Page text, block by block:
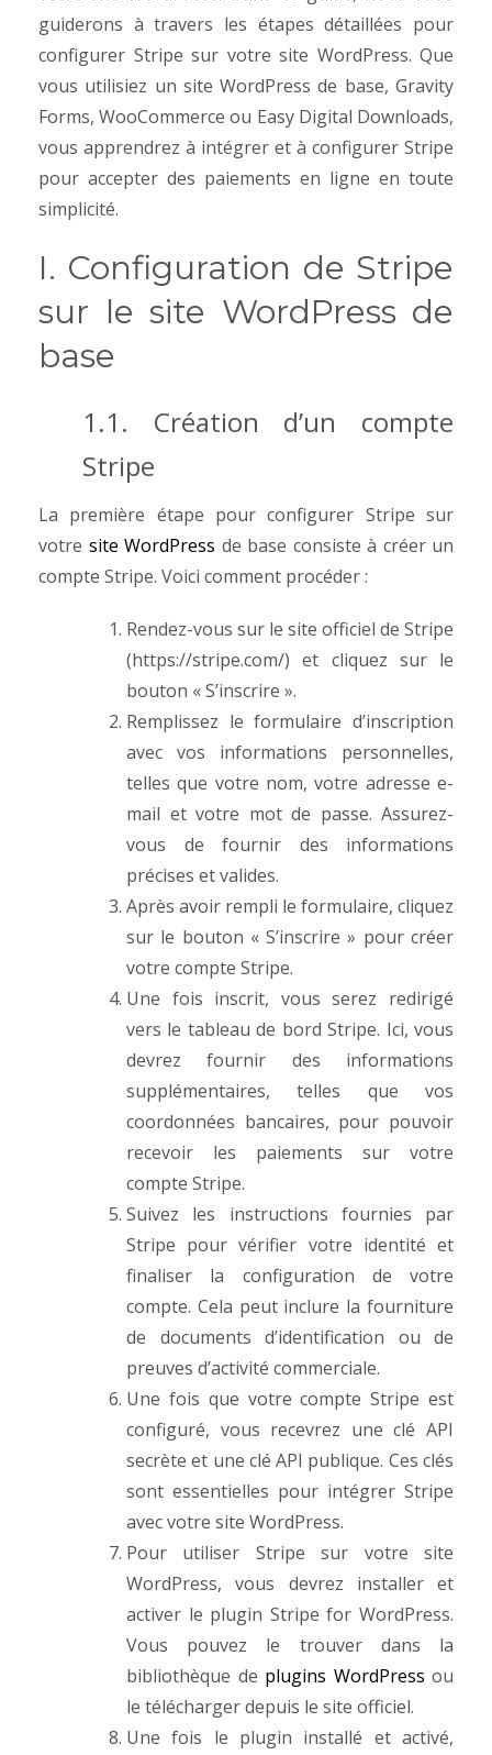
guiderons à travers les étapes détaillées pour
configurer Stripe sur votre site WordPress. Que
vous utilisiez un site WordPress de base, Gravity
Forms, WooCommerce ou Easy Digital Downloads,
vous apprendrez à intégrer et à configurer Stripe
pour accepter des paiements en ligne en toute
simplicité.
I. Configuration de Stripe
sur le site WordPress de
base
1.1. Création d’un compte
Stripe
La première étape pour configurer Stripe sur
votre site WordPress de base consiste à créer un
compte Stripe. Voici comment procéder :
Rendez-vous sur le site officiel de Stripe
(https://stripe.com/) et cliquez sur le
bouton « S’inscrire ».
Remplissez le formulaire d’inscription
avec vos informations personnelles,
telles que votre nom, votre adresse e-
mail et votre mot de passe. Assurez-
vous de fournir des informations
précises et valides.
Après avoir rempli le formulaire, cliquez
sur le bouton « S’inscrire » pour créer
votre compte Stripe.
Une fois inscrit, vous serez redirigé
vers le tableau de bord Stripe. Ici, vous
devrez fournir des informations
supplémentaires, telles que vos
coordonnées bancaires, pour pouvoir
recevoir les paiements sur votre
compte Stripe.
Suivez les instructions fournies par
Stripe pour vérifier votre identité et
finaliser la configuration de votre
compte. Cela peut inclure la fourniture
de documents d’identification ou de
preuves d’activité commerciale.
Une fois que votre compte Stripe est
configuré, vous recevrez une clé API
secrète et une clé API publique. Ces clés
sont essentielles pour intégrer Stripe
avec votre site WordPress.
Pour utiliser Stripe sur votre site
WordPress, vous devrez installer et
activer le plugin Stripe for WordPress.
Vous pouvez le trouver dans la
bibliothèque de plugins WordPress ou
le télécharger depuis le site officiel.
Une fois le plugin installé et activé,